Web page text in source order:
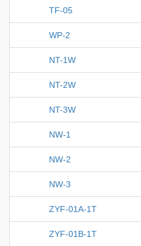
TF-05
WP-2
NT-1W
NT-2W
NT-3W
NW-1
NW-2
NW-3
ZYF-01A-1T
ZYF-01B-1T